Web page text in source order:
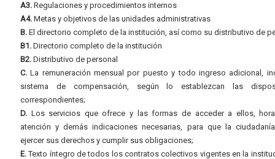
A3. Regulaciones y procedimientos internos
A4. Metas y objetivos de las unidades administrativas
B. El directorio completo de la institución, así como su distributivo de
B1. Directorio completo de la institución
B2. Distributivo de personal
C. La remuneración mensual por puesto y todo ingreso adicional,
sistema de compensación, según lo establezcan las
correspondientes;
D. Los servicios que ofrece y las formas de acceder a ellos,
atención y demás indicaciones necesarias, para que la
ejercer sus derechos y cumplir sus obligaciones;
E.Texto íntegro de todos los contratos colectivos vigentes en la